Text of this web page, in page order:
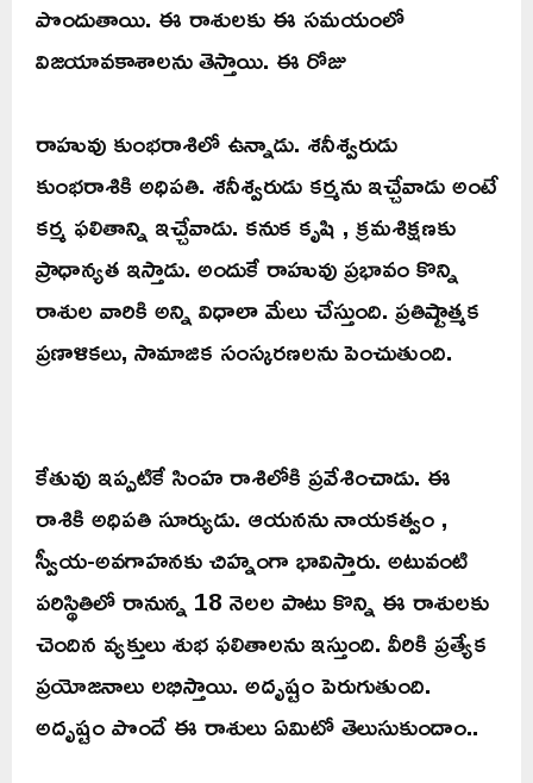
పొందుతాయి. ఈ రాశులకు ఈ సమయంలో
విజయావకాశాలను తెస్తాయి. ఈ రోజు
రాహువు కుంభరాశిలో ఉన్నాడు. శనీశ్వరుడు
కుంభరాశికి అధిపతి. శనీశ్వరుడు కర్మను ఇచ్చేవాడు అంటే
కర్మ ఫలితాన్ని ఇచ్చేవాడు. కనుక కృషి , క్రమశిక్షణకు
ప్రాధాన్యత ఇస్తాడు. అందుకే రాహువు ప్రభావం కొన్ని
రాశుల వారికి అన్ని విధాలా మేలు చేస్తుంది. ప్రతిష్టాత్మక
ప్రణాళికలు, సామాజిక సంస్కరణలను పెంచుతుంది.
కేతువు ఇప్పటికే సింహ రాశిలోకి ప్రవేశించాడు. ఈ
రాశికి అధిపతి సూర్యుడు. ఆయనను నాయకత్వం ,
స్వీయ-అవగాహనకు చిహ్నంగా భావిస్తారు. అటువంటి
పరిస్థితిలో రానున్న 18 నెలల పాటు కొన్ని ఈ రాశులకు
చెందిన వ్యక్తులు శుభ ఫలితాలను ఇస్తుంది. వీరికి ప్రత్యేక
ప్రయోజనాలు లభిస్తాయి. అదృష్టం పెరుగుతుంది.
అదృష్టం పొందే ఈ రాశులు ఏమిటో తెలుసుకుందాం..